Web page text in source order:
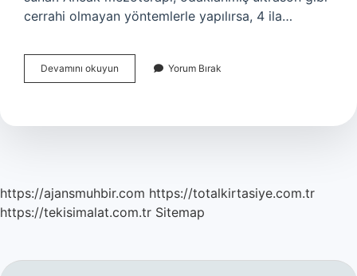
cerrahi olmayan yöntemlerle yapılırsa, 4 ila…
Devamını okuyun
Için
Yapılır
Yorum Bırak
https://ajansmuhbir.com https://totalkirtasiye.com.tr
https://tekisimalat.com.tr Sitemap